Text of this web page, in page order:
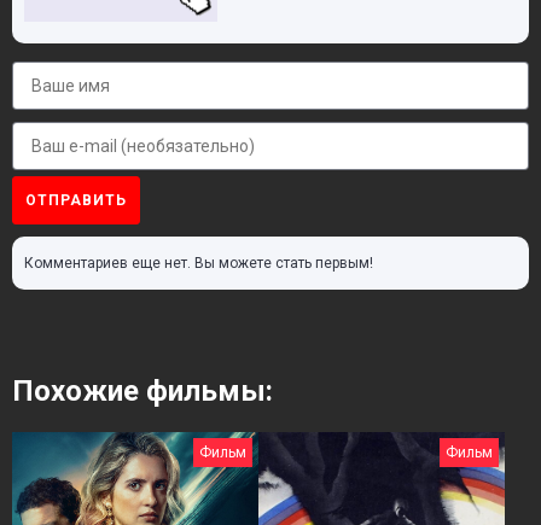
ОТПРАВИТЬ
Комментариев еще нет. Вы можете стать первым!
Похожие фильмы:
Фильм Фильм